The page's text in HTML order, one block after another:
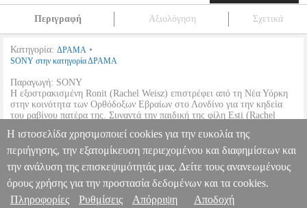
Περιγραφή Αξιολόγηση Σχετικά
Κατηγορία: ΔΡΑΜΑ •
SONY στην κατηγορία ΔΡΑΜΑ
Παραγωγή: SONY
Η εξοστρακισμένη Ronit (Rachel Weisz) επιστρέφει από τη Νέα Υόρκη
στην κοινότητα των Ορθόδοξων Εβραίων στο Λονδίνο για την κηδεία
του ραβίνου πατέρα της. Συναντά την παιδική της φίλη Esti (Rachel
και ένα για χρόνια καταπιεσμένο, απαγορευμένο πάθος επιστρέφει
δριμύ.
ΑΝΥΠΑΚΟΗ - DISOBEDIENCE (BLU-RAY) DVD.11534
DVD.11534 SONY SONY ΔΡΑΜΑ Κατηγορία: ΔΡΑΜΑ
•SONY στην κατηγορία ΔΡΑΜΑ Παραγωγή: SONY Η
Πληροφορίες & Υπηρεσίες >
Η ιστοσελίδα χρησιμοποιεί cookies για την ευκολία της
περιήγησης, την εξατομίκευση περιεχομένου και διαφημίσεων και
την ανάλυση της επισκεψιμότητάς μας. Δείτε τους ανανεωμένους
όρους χρήσης για την προστασία δεδομένων και τα cookies.
Πληροφορίες
Ρυθμίσεις Απόρριψη Αποδοχή